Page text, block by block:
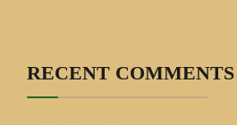
RECENT COMMENTS